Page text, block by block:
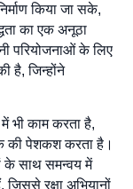
किया जा सके,
का एक अनूठा
परियोजनाओं के लिए
है, जिन्होंने
भी काम करता है,
की पेशकश करता है।
के साथ समन्वय में
रक्षा अभियानों